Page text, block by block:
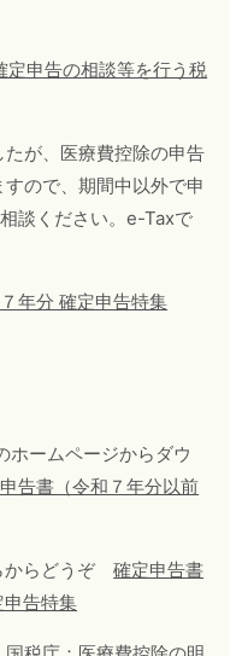
定申告の相談等を行う税
が、医療費控除の申告
ので、期間中以外で申
談ください。e-Taxで
年分 確定申告特集
ホームページからダウ
告書（令和７年分以前
からどうぞ確定申告書
告特集